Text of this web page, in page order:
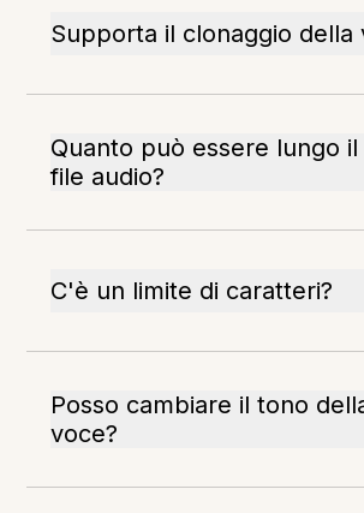
Supporta il clonaggio della
Quanto può essere lungo il
file audio?
C'è un limite di caratteri?
Posso cambiare il tono
voce?